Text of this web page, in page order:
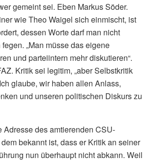
gemeint sei. Eben Markus Söder.
wie Theo Waigel sich einmischt, ist
dessen Worte darf man nicht
„Man müsse das eigene
und parteiintern mehr diskutieren“.
Kritik sei legitim, „aber Selbstkritik
glaube, wir haben allen Anlass,
und unseren politischen Diskurs zu
Adresse des amtierenden CSU-
bekannt ist, dass er Kritik an seiner
nun überhaupt nicht abkann. Weil